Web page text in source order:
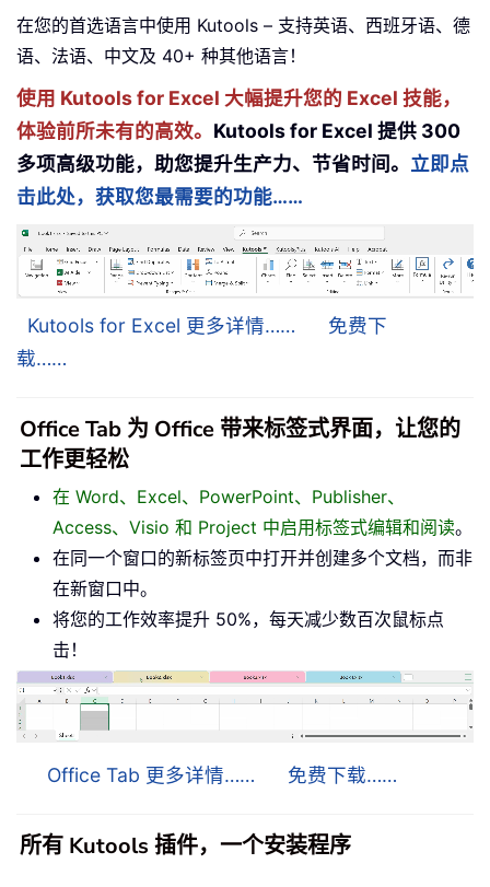
在您的首选语言中使用 Kutools – 支持英语、西班牙语、德
语、法语、中文及 40+ 种其他语言！
使用 Kutools for Excel 大幅提升您的 Excel 技能，
体验前所未有的高效。 Kutools for Excel 提供 300
多项高级功能，助您提升生产力、节省时间。 立即点
击此处，获取您最需要的功能……
Kutools for Excel 更多详情……
免费下
载……
Office Tab 为 Office 带来标签式界面，让您的
工作更轻松
在 Word、Excel、PowerPoint、Publisher、
Access、Visio 和 Project 中启用标签式编辑和阅读。
在同一个窗口的新标签页中打开并创建多个文档，而非
在新窗口中。
将您的工作效率提升 50%，每天减少数百次鼠标点
击！
Office Tab 更多详情…… 免费下载……
所有 Kutools 插件，一个安装程序